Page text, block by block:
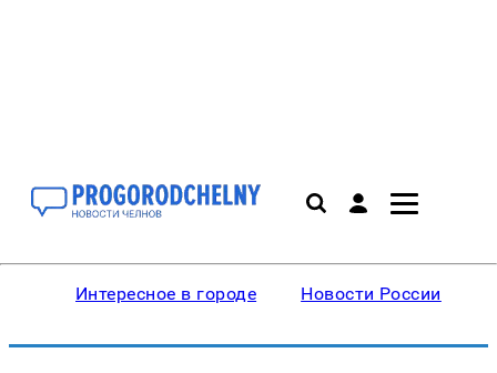
Интересное в городе Новости России